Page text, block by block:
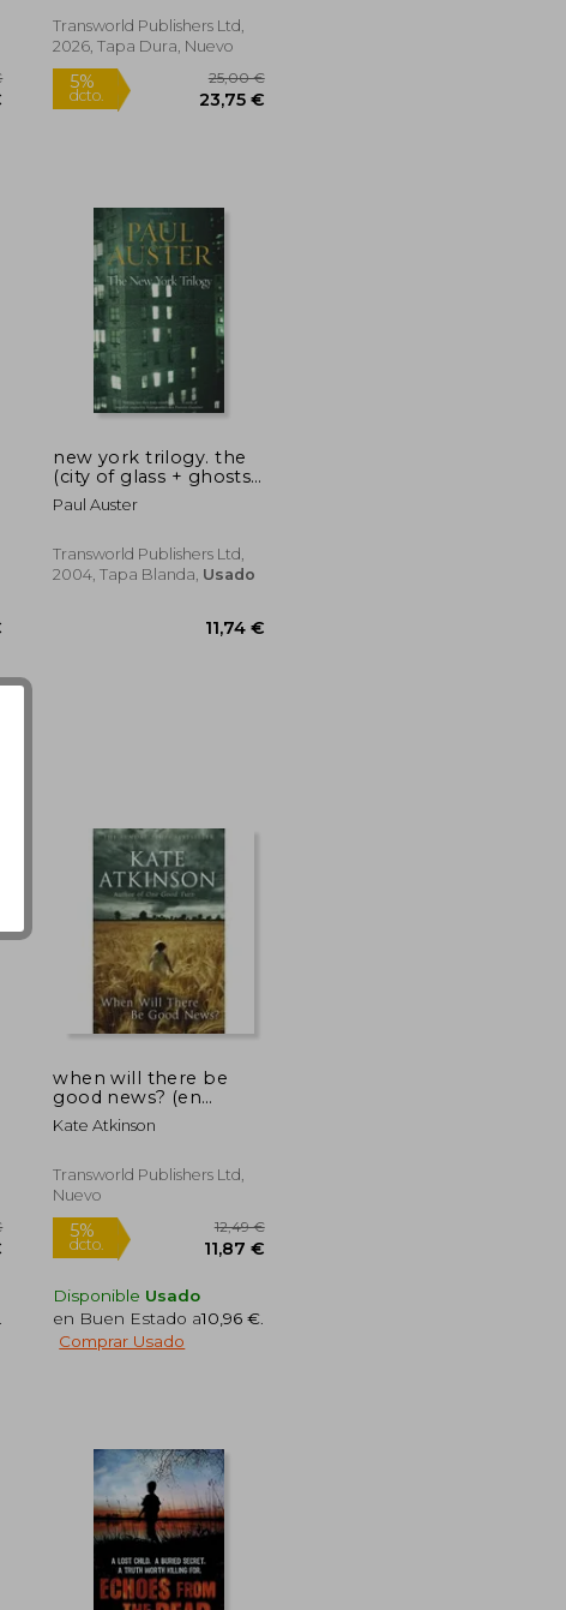
32,92 €
31,27 €
Transworld Publishers Ltd,
2026, Tapa Dura, Nuevo
5%
dcto.
17,29 €
new york trilogy. the
(city of glass + ghosts
+ locked room) (en
Inglés)
Paul Auster
Transworld Publishers Ltd,
2004, Tapa Blanda, Usado
12,49 €
11,87 €
when will there be
good news? (en
Inglés)
Kate Atkinson
Transworld Publishers Ltd,
Nuevo
5%
dcto.
Disponible Usado
en Buen Estado a10,96 €
Comprar Usado